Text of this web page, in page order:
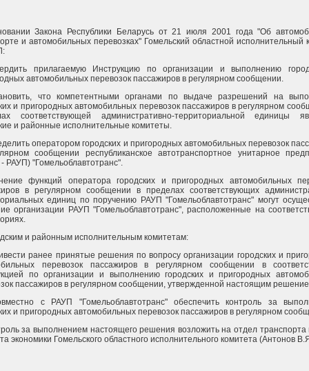
Закона Республики Беларусь от 21 июля 2001 года "Об
и автомобильных перевозках" Гомельский областной исполнительный
прилагаемую Инструкцию по организации и выполнению
автомобильных перевозок пассажиров в регулярном сообщении.
что компетентными органами по выдаче разрешений на
и пригородных автомобильных перевозок пассажиров в регулярном
соответствующей административно-территориальной единицы
и районные исполнительные комитеты.
оператором городских и пригородных автомобильных перевозок
сообщении республиканское автотранспортное унитарное
РАУП) "Гомельоблавтотранс".
функций оператора городских и пригородных автомобильных
в регулярном сообщении в пределах соответствующих
единиц по поручению РАУП "Гомельоблавтотранс" могут
организации РАУП "Гомельоблавтотранс", расположенные на
и районным исполнительным комитетам:
ранее принятые решения по вопросу организации городских и
перевозок пассажиров в регулярном сообщении в
по организации и выполнению городских и пригородных
пассажиров в регулярном сообщении, утвержденной настоящим
с РАУП "Гомельоблавтотранс" обеспечить контроль за
и пригородных автомобильных перевозок пассажиров в регулярном
за выполнением настоящего решения возложить на отдел транспорта
экономики Гомельского областного исполнительного комитета (Антонов